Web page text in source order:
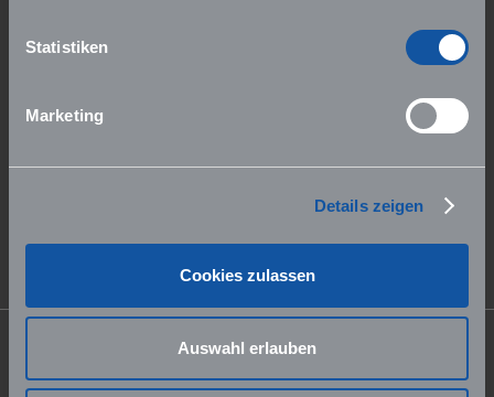
Statistiken
Marketing
Details zeigen
Cookies zulassen
Auswahl erlauben
Die MEDI-LEARN Webseite wird unterstützt von